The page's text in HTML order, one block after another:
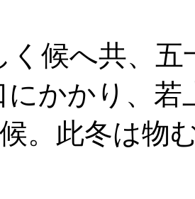
く候へ共、五
にかかり、
。此冬は物